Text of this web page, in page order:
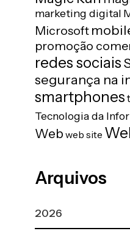
marketing digital
Microsoft
promoção
redes sociais
segurança na
smartphones
Tecnologia da
Web web site
Arquivos
2026